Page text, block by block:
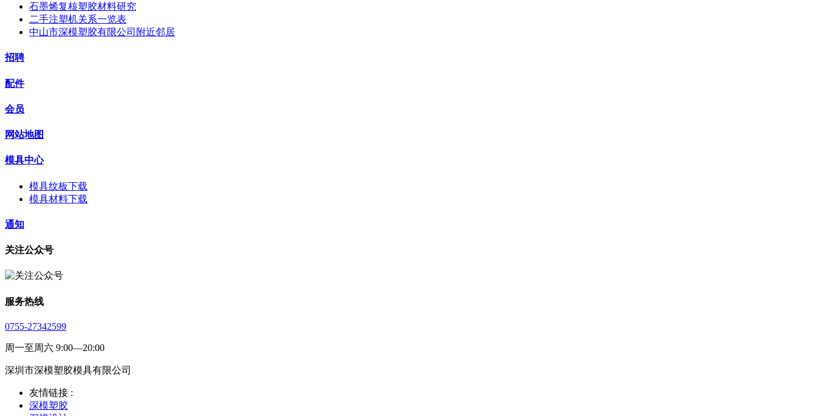
石墨烯复核塑胶材料研究
二手注塑机关系一览表
中山市深模塑胶有限公司附近邻居
招聘
配件
会员
网站地图
模具中心
模具纹板下载
模具材料下载
通知
关注公众号
服务热线
0755-27342599
周一至周六 9:00—20:00
深圳市深模塑胶模具有限公司
友情链接 :
深模塑胶